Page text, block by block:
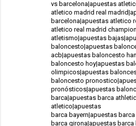
vs barcelona|apuestas
atletico madrid real
barcelona|apuestas atletico
atletico real madrid
atletismo|apuestas
baloncesto|apuestas
acb|apuestas baloncesto
baloncesto hoy|apuestas
olimpicos|apuestas
baloncesto
pronósticos|apuestas
barca|apuestas barca
atletico|apuestas
barca bayern|apuestas
barca girona|apuestas